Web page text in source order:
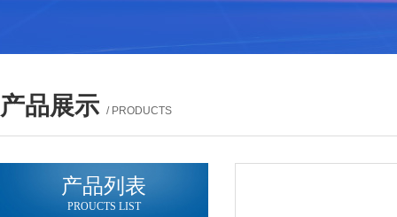
产品展示 / PRODUCTS
产品列表
PROUCTS LIST